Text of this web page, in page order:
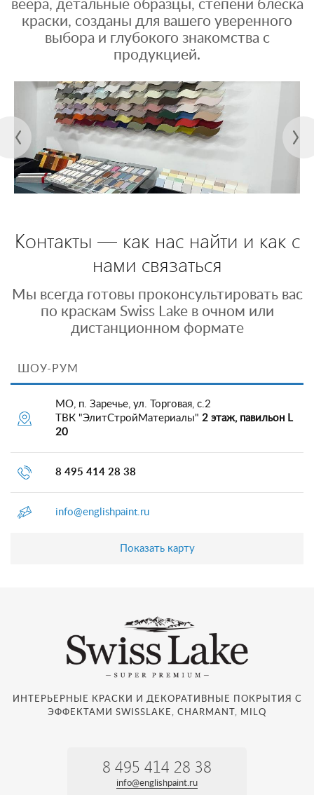
веера, детальные образцы, степени блеска
краски, созданы для вашего уверенного
выбора и глубокого знакомства с
продукцией.
Контакты — как нас найти и как с
нами связаться
Мы всегда готовы проконсультировать вас
по краскам Swiss Lake в очном или
дистанционном формате
ШОУ-РУМ
МО, п. Заречье, ул. Торговая, с.2
ТВК "ЭлитСтройМатериалы" 2 этаж, павильон L
20
8 495 414 28 38
info@englishpaint.ru
Показать карту
ИНТЕРЬЕРНЫЕ КРАСКИ И ДЕКОРАТИВНЫЕ ПОКРЫТИЯ С
ЭФФЕКТАМИ SWISSLAKE, CHARMANT, MILQ
8 495 414 28 38
info@englishpaint.ru